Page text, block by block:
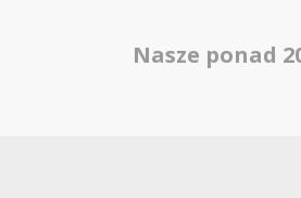
Nasze ponad